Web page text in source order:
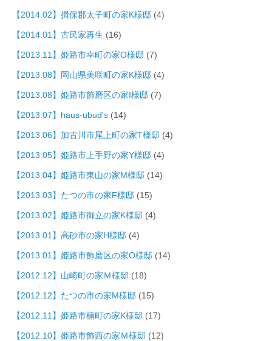
【2014.02】揖保郡太子町の家K様邸 (4)
【2014.01】古民家再生 (16)
【2013.11】姫路市幸町の家O様邸 (7)
【2013.08】岡山県美咲町の家K様邸 (4)
【2013.08】姫路市飾磨区の家I様邸 (7)
【2013.07】haus-ubud's (14)
【2013.06】加古川市尾上町の家T様邸 (4)
【2013.05】姫路市上手野の家Y様邸 (4)
【2013.04】姫路市東山の家M様邸 (14)
【2013.03】たつの市の家F様邸 (15)
【2013.02】姫路市御立の家K様邸 (4)
【2013.01】高砂市の家H様邸 (4)
【2013.01】姫路市飾磨区の家O様邸 (14)
【2012.12】山崎町の家Ｍ様邸 (18)
【2012.12】たつの市の家M様邸 (15)
【2012.11】姫路市楠町の家K様邸 (17)
【2012.10】姫路市飾西の家Ｍ様邸 (12)